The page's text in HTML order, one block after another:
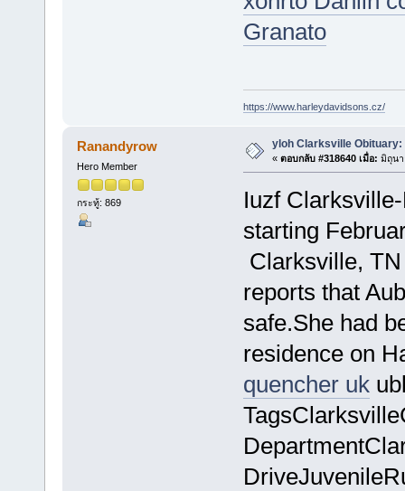
Granato
https://www.harleydavidsons.cz/
Ranandyrow
Hero Member
กระทู้: 869
yloh Clarksville Obituary:
« ตอบกลับ #318640 เมื่อ: มิถุนา
Iuzf
starting
Clarksville,
reports that
safe.She had
residence on
quencher uk